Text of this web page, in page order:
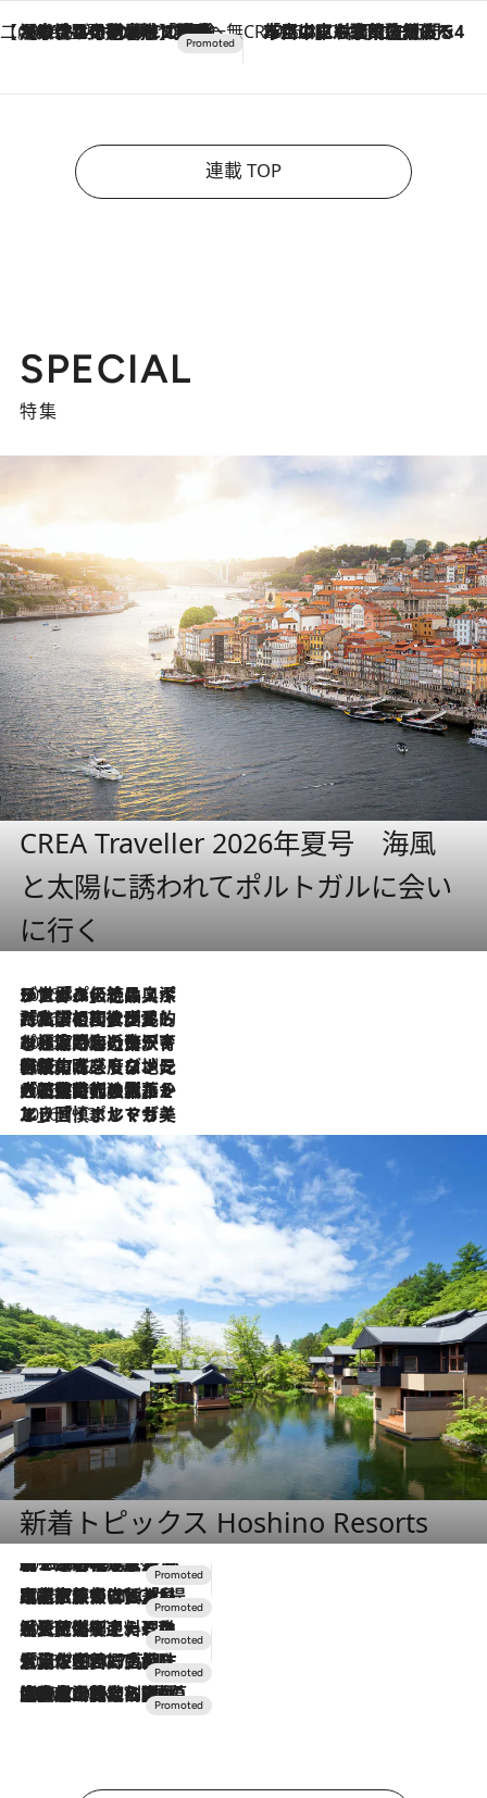
【CREA×星野リゾート】唯一無二。癒しと発見が待つ場所へ
2026.8.7
【トンボの足水浴】ヒノキの香りに包まれて涼感マックス！約13℃の湧水かけ流しを避暑地「星野温泉 トンボの湯」で体験 CREA'S CHOICE
2026.8.7
「立川にも歌舞伎があるんだよ」 片岡仁左衛門・市川中車ら豪華座組みで4年目の立川立飛歌舞伎へ
連載 TOP
SPECIAL
特集
CREA Traveller 2026年夏号 海風
と太陽に誘われてポルトガルに会い
に行く
2026.8.8
リスボンの絶品スイーツ「パステル・デ・ナタ」とは？ポルトガル伝統の奥深い世界へ
2026.7.27
「私の祖国はポルトガル語です」国民的詩人フェルナンド・ペソアと、彼が愛した文学の街を歩く
2026.7.26
ポルトガル近海が育む極上の海の幸。キリリと冷えた白ワインと愉しむ、シーフード専門店の贅沢
2026.7.22
伝統の味をモダンに昇華。高感度な地元客が集う、リスボンの最旬ガストロノミー
2026.7.21
大航海時代の栄華から、震災、独裁、そして革命へ。ポルトガル・首都リスボンの石畳に刻まれた「歴史の光と影」
2026.7.13
エッセイ・ヤマザキマリ「慎ましくも美しき国 ポルトガル」
新着トピックス Hoshino Resorts
2026.8.7
【トンボの足水浴】ヒノキの香りに包まれて涼感マックス！約13℃の湧水かけ流しを避暑地「星野温泉 トンボの湯」で体験
2026.7.31
【ホテル帰省】という選択肢をOMOが提案。家族とほどよい距離を保つには「昼は実家、夜は気兼ねなくホテルで！」
2026.7.24
【夏限定ディナーコース】旬を迎える稚鮎や花ズッキーニなどをイタリア・トスカーナの郷土料理の手法で満喫！
2026.7.17
「土佐和ハーブかき氷」がOMO7高知に登場！生姜、山椒、大葉など目にも舌にも涼を呼ぶ郷土の味
2026.7.10
NEW OPEN！【界 草津】名湯の地に誕生。趣の異なる2種の温泉と上州ならではの会席・蕎麦割烹など美食を味わう究極の癒やし旅